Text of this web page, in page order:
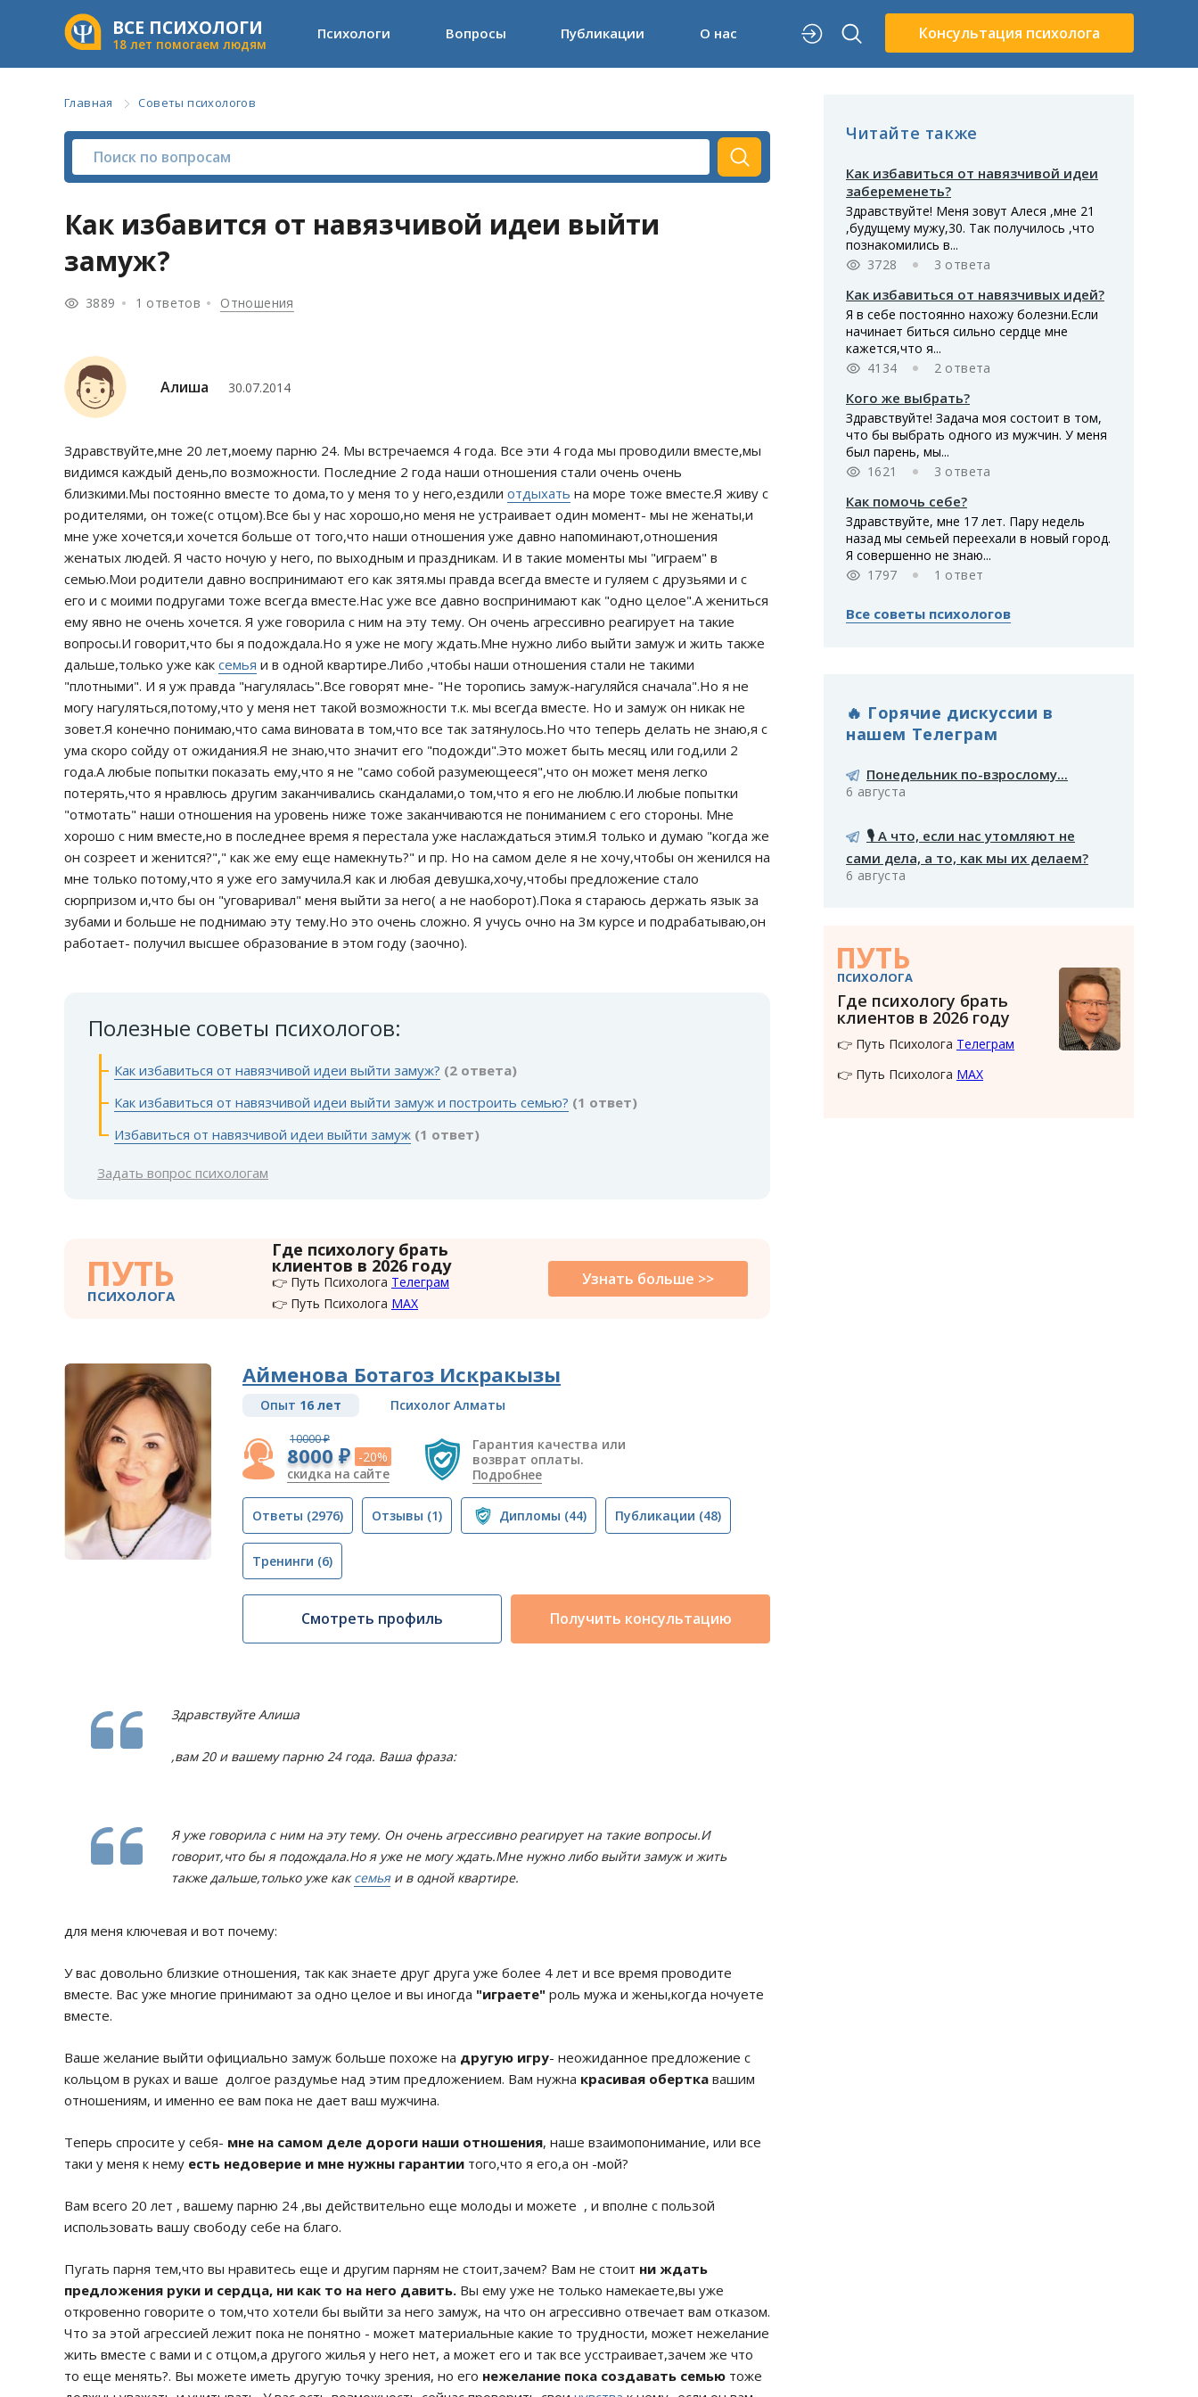
ВСЕ ПСИХОЛОГИ
18 лет помогаем людям
Психологи Вопросы Публикации О нас Консультация психолога
Главная Советы психологов
Как избавится от навязчивой идеи выйти
замуж?
3889 1 ответов Отношения
Алиша 30.07.2014
Здравствуйте,мне 20 лет,моему парню 24. Мы встречаемся 4 года. Все эти 4 года мы проводили вместе,мы
видимся каждый день,по возможности. Последние 2 года наши отношения стали очень очень
близкими.Мы постоянно вместе то дома,то у меня то у него,ездили отдыхать на море тоже вместе.Я живу с
родителями, он тоже(с отцом).Все бы у нас хорошо,но меня не устраивает один момент- мы не женаты,и
мне уже хочется,и хочется больше от того,что наши отношения уже давно напоминают,отношения
женатых людей. Я часто ночую у него, по выходным и праздникам. И в такие моменты мы "играем" в
семью.Мои родители давно воспринимают его как зятя.мы правда всегда вместе и гуляем с друзьями и с
его и с моими подругами тоже всегда вместе.Нас уже все давно воспринимают как "одно целое".А жениться
ему явно не очень хочется. Я уже говорила с ним на эту тему. Он очень агрессивно реагирует на такие
вопросы.И говорит,что бы я подождала.Но я уже не могу ждать.Мне нужно либо выйти замуж и жить также
дальше,только уже как семья и в одной квартире.Либо ,чтобы наши отношения стали не такими
"плотными". И я уж правда "нагулялась".Все говорят мне- "Не торопись замуж-нагуляйся сначала".Но я не
могу нагуляться,потому,что у меня нет такой возможности т.к. мы всегда вместе. Но и замуж он никак не
зовет.Я конечно понимаю,что сама виновата в том,что все так затянулось.Но что теперь делать не знаю,я с
ума скоро сойду от ожидания.Я не знаю,что значит его "подожди".Это может быть месяц или год,или 2
года.А любые попытки показать ему,что я не "само собой разумеющееся",что он может меня легко
потерять,что я нравлюсь другим заканчивались скандалами,о том,что я его не люблю.И любые попытки
"отмотать" наши отношения на уровень ниже тоже заканчиваются не пониманием с его стороны. Мне
хорошо с ним вместе,но в последнее время я перестала уже наслаждаться этим.Я только и думаю "когда же
он созреет и женится?"," как же ему еще намекнуть?" и пр. Но на самом деле я не хочу,чтобы он женился на
мне только потому,что я уже его замучила.Я как и любая девушка,хочу,чтобы предложение стало
сюрпризом и,что бы он "уговаривал" меня выйти за него( а не наоборот).Пока я стараюсь держать язык за
зубами и больше не поднимаю эту тему.Но это очень сложно. Я учусь очно на 3м курсе и подрабатываю,он
работает- получил высшее образование в этом году (заочно).
Полезные советы психологов:
Как избавиться от навязчивой идеи выйти замуж? (2 ответа)
Как избавиться от навязчивой идеи выйти замуж и построить семью? (1 ответ)
Избавиться от навязчивой идеи выйти замуж (1 ответ)
Задать вопрос психологам
ПУТЬ
ПСИХОЛОГА
Где психологу брать
клиентов в 2026 году
👉 Путь Психолога Телеграм
👉 Путь Психолога MAX
Узнать больше >>
Айменова Ботагоз Искракызы
Опыт 16 лет Психолог Алматы
10000 ₽
8000 ₽ -20%
скидка на сайте
Гарантия качества или
возврат оплаты.
Подробнее
Ответы (2976) Отзывы (1) Дипломы (44) Публикации (48)
Тренинги (6)
Смотреть профиль Получить консультацию
Здравствуйте Алиша
,вам 20 и вашему парню 24 года. Ваша фраза:
Я уже говорила с ним на эту тему. Он очень агрессивно реагирует на такие вопросы.И
говорит,что бы я подождала.Но я уже не могу ждать.Мне нужно либо выйти замуж и жить
также дальше,только уже каксемьяи в одной квартире.
для меня ключевая и вот почему:
У вас довольно близкие отношения, так как знаете друг друга уже более 4 лет и все время проводите
вместе. Вас уже многие принимают за одно целое и вы иногда "играете" роль мужа и жены,когда ночуете
вместе.
Ваше желание выйти официально замуж больше похоже на другую игру- неожиданное предложение с
кольцом в руках и ваше долгое раздумье над этим предложением. Вам нужна красивая обертка вашим
отношениям, и именно ее вам пока не дает ваш мужчина.
Теперь спросите у себя- мне на самом деле дороги наши отношения, наше взаимопонимание, или все
таки у меня к нему есть недоверие и мне нужны гарантии того,что я его,а он -мой?
Вам всего 20 лет , вашему парню 24 ,вы действительно еще молоды и можете , и вполне с пользой
использовать вашу свободу себе на благо.
Пугать парня тем,что вы нравитесь еще и другим парням не стоит,зачем? Вам не стоит ни ждать
предложения руки и сердца, ни как то на него давить. Вы ему уже не только намекаете,вы уже
откровенно говорите о том,что хотели бы выйти за него замуж, на что он агрессивно отвечает вам отказом.
Что за этой агрессией лежит пока не понятно - может материальные какие то трудности, может нежелание
жить вместе с вами и с отцом,а другого жилья у него нет, а может его и так все усстраивает,зачем же что
то еще менять?. Вы можете иметь другую точку зрения, но его нежелание пока создавать семью тоже
Читайте также
Как избавиться от навязчивой идеи
забеременеть?
Здравствуйте! Меня зовут Алеся ,мне 21
,будущему мужу,30. Так получилось ,что
познакомились в...
3728
3 ответа
Как избавиться от навязчивых идей?
Я в себе постоянно нахожу болезни.Если
начинает биться сильно сердце мне
кажется,что я...
4134
2 ответа
Кого же выбрать?
Здравствуйте! Задача моя состоит в том,
что бы выбрать одного из мужчин. У меня
был парень, мы...
1621
3 ответа
Как помочь себе?
Здравствуйте, мне 17 лет. Пару недель
назад мы семьей переехали в новый город.
Я совершенно не знаю...
1797
1 ответ
Все советы психологов
🔥 Горячие дискуссии в
нашем Телеграм
Понедельник по-взрослому...
6 августа
🎙️ А что, если нас утомляют не
сами дела, а то, как мы их делаем?
6 августа
ПУТЬ
ПСИХОЛОГА
Где психологу брать
клиентов в 2026 году
👉 Путь Психолога Телеграм
👉 Путь Психолога MAX